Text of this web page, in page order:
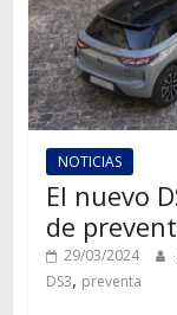
NOTICIAS
El nuevo
de
29/03/2024
DS3, preventa